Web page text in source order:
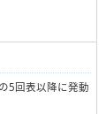
5回表以降に発動